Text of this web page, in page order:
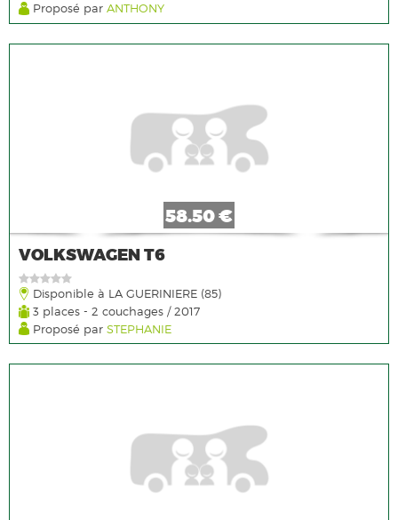
Proposé parANTHONY
58.50 €
VOLKSWAGEN T6
Disponible à LA GUERINIERE (85)
3 places - 2 couchages / 2017
Proposé par STEPHANIE